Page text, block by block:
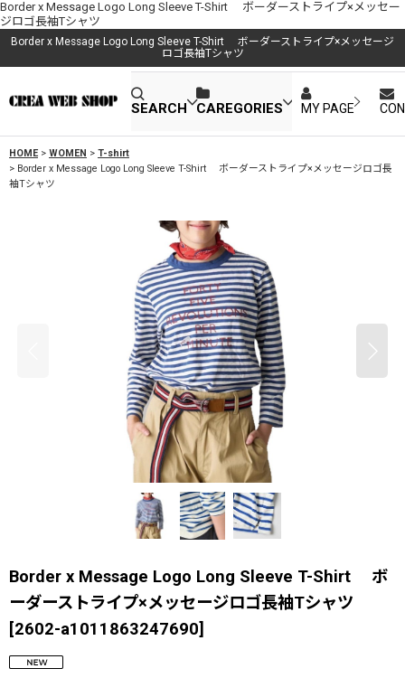
Border x Message Logo Long Sleeve T-Shirt ボーダーストライプ×メッセー
ジロゴ長袖Tシャツ
Border x Message Logo Long Sleeve T-Shirt ボーダーストライプ×メッセージ
ロゴ長袖Tシャツ
SEARCH CAREGORIES MY PAGE
HOME > WOMEN > T-shirt
> Border x Message Logo Long Sleeve T-Shirt ボーダーストライプ×メッセージロゴ長
袖Tシャツ
Border x Message Logo Long Sleeve T-Shirt ボ
ーダーストライプ×メッセージロゴ長袖Tシャツ
[2602-a1011863247690]